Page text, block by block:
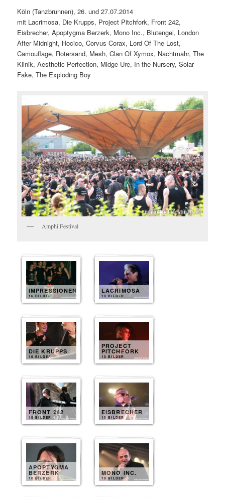
Köln (Tanzbrunnen), 26. und 27.07.2014
mit Lacrimosa, Die Krupps, Project Pitchfork, Front 242,
Eisbrecher, Apoptygma Berzerk, Mono Inc., Blutengel, London
After Midnight, Hocico, Corvus Corax, Lord Of The Lost,
Camouflage, Rotersand, Mesh, Clan Of Xymox, Nachtmahr, The
Klinik, Aesthetic Perfection, Midge Ure, In the Nursery, Solar
Fake, The Exploding Boy
Amphi Festival
IMPRESSIONEN
16 BILDER
LACRIMOSA
10 BILDER
DIE KRUPPS
10 BILDER
PROJECT
PITCHFORK
10 BILDER
FRONT 242
10 BILDER
EISBRECHER
10 BILDER
APOPTYGMA
BERZERK
10 BILDER
MONO INC.
10 BILDER